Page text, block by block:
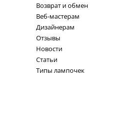
Возврат и обмен
Веб-мастерам
Дизайнерам
Отзывы
Новости
Статьи
Типы лампочек